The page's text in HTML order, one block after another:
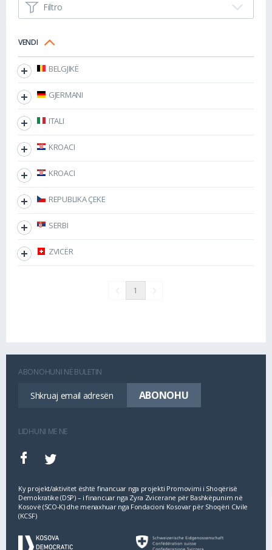
Filtro
VENDI
BELGJIKË
GJERMANI
ITALI
KROACI
KROACI
REPUBLIKA ÇEKE
SERBI
ZVICËR
1
ABONOHUNI NË BULETIN
LIDHUNI ME NE
Ky projekt/aktivitet është financuar nga projekti Promovimi i Shoqërisë
Demokratike (DSP) – i financuar nga Zyra Zvicerane për Bashkëpunim në
Kosovë (SCO‐K) dhe menaxhuar nga Fondacioni Kosovar për Shoqëri Civile
(KCSF)